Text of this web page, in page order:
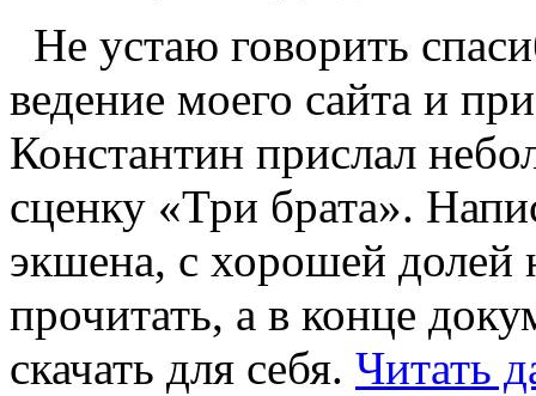
Не устаю говорить
ведение моего сайта и
Константин прислал
сценку «Три брата».
экшена, с хорошей
прочитать, а в конце
скачать для себя. Читать